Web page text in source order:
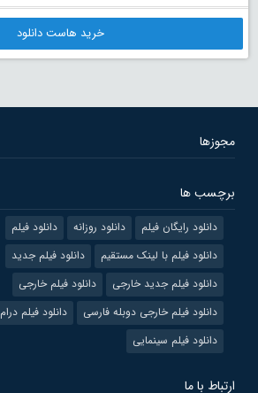
خرید هاست دانلود
مجوزها
برچسب ها
دانلود رایگان فیلم دانلود روزانه
دانلود فیلم
دانلود فیلم با لینک مستقیم
دانلود فیلم جدید
دانلود فیلم جدید خارجی
دانلود فیلم خارجی
دانلود فیلم خارجی دوبله فارسی
دانلود فیلم درام
دانلود فیلم سینمایی
ارتباط با ما